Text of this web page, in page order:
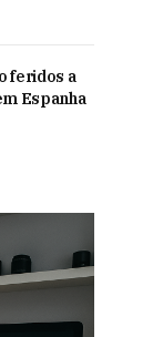
feridos a
Espanha